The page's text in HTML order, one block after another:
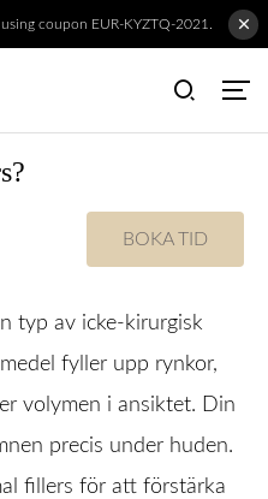
coupon EUR-KYZTQ-2021.
BOKA TID
typ av icke-kirurgisk
fyller upp rynkor,
volymen i ansiktet. Din
precis under huden.
fillers för att förstärka